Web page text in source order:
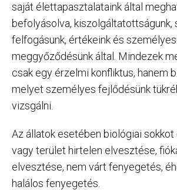
saját élettapasztalataink által
befolyásolva, kiszolgáltatottságunk,
felfogásunk, értékeink és személyes
meggyőződésünk által. Mindezek
csak egy érzelmi konfliktus, hanem
melyet személyes fejlődésünk
vizsgálni.
Az állatok esetében biológiai sokkot
vagy terület hirtelen elvesztése,
elvesztése, nem várt fenyegetés,
halálos fenyegetés.